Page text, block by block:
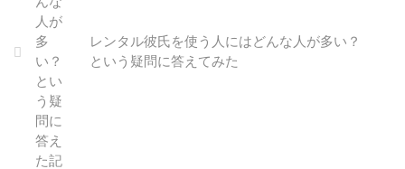
レンタル彼氏を使う人にはどんな人が多い？
という疑問に答えてみた